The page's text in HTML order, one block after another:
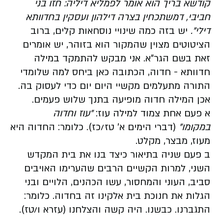
קודשא בריך הוא אומר לפמליא דיליה: חזו בני
חביבי, דמשתכחין בצרה דילהון ועסקין בחדוותא
דילי". יש בזה כמה שינויי נוסחאות קלים, ברוב
הציטוטים מצוין שהמקור הוא בזוהר, יש אומרים
זאת בשם הגר"א. אני מבקש להתמקד במילה
חדוותא - חדוה, הכתובה כאן ביחס למה שלומדי
התורה מתעלמים מקשיי היום יום כדי לעסוק בה.
אכן המילה חדוה מופיעה בתנך שלוש פעמים.
א פעם אחת צמוד למילה עוז:"עוז וחדוה
במקומו" (דברי הימים א' טז/כז). כלומר: החדוה היא
מעוז, מבצר, מקלט.
ב פעם שניה בתיאור כיצד בנו את בית המקדש
השני, למרות הקשיים הרבים שהערימו האויבים
סביב, העוני והמחסור, עשו הכהנים, הלויים ובני
הגלות את חנוכת בית אלקינו זה בחדוה. כלומר:
התגברנו. כבשנו. היה קשה והצלחנו (עזרא ו/טז).